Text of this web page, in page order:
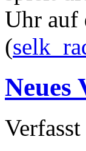
Uhr auf
(
Neues
Verfasst